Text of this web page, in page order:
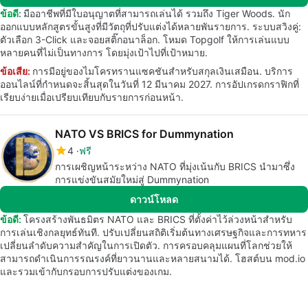
ข้อดี: มืออาชีพที่มีใบอนุญาตที่สามารถเล่นได้ รวมถึง Tiger Woods. นัก
ออกแบบหลักสูตรขั้นสูงที่มีวัตถุที่ปรับแต่งได้หลายพันรายการ. ระบบสวิงคู่:
ตัวเลือก 3-Click และจอยสติ๊กอนาล็อก. โหมด Topgolf ให้การเล่นแบบ
หลายคนที่ไม่เป็นทางการ โดยมุ่งเป้าไปที่เป้าหมาย.
ข้อเสีย: การมีอยู่ของไมโครทรานแซคชันสำหรับสกุลเงินเสมือน. บริการ
ออนไลน์ที่กำหนดจะสิ้นสุดในวันที่ 12 มีนาคม 2027. การอัปเกรดกราฟิกที่
เรียบง่ายเมื่อเปรียบเทียบกับรายการก่อนหน้า.
NATO VS BRICS for Dummynation
4 ฟรี
การเผชิญหน้าระหว่าง NATO ที่มุ่งเน้นกับ BRICS นำมาซึ่ง
การแข่งขันสมัยใหม่สู่ Dummynation
ดาวน์โหลด
ข้อดี: โครงสร้างพันธมิตร NATO และ BRICS ที่ตั้งค่าไว้ล่วงหน้าสำหรับ
การเล่นเชิงกลยุทธ์ทันที. ปรับเปลี่ยนสถิติเริ่มต้นทางเศรษฐกิจและการทหาร
เปลี่ยนลำดับความสำคัญในการเปิดตัว. การครอบคลุมแผนที่โลกช่วยให้
สามารถดำเนินการรณรงค์ที่ยาวนานและหลายสนามได้. โฮสต์บน mod.io
และรวมเข้ากับกรอบการปรับแต่งของเกม.